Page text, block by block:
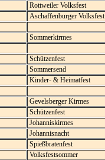
Rottweiler Volksfest
Aschaffenburger Volksfest
Sommerkirmes
Schützenfest
Sommersend
Kinder- & Heimatfest
Gevelsberger Kirmes
Schützenfest
Johanniskirmes
Johannisnacht
Spießbratenfest
Volksfestsommer